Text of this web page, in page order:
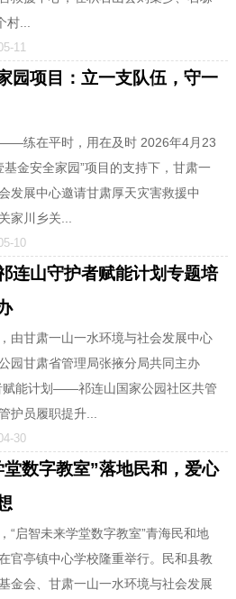
...
11
园项目：立一支队伍，守一
练在平时，用在及时 2026年4月23
基金安全家园”项目的支持下，甘肃一
发展中心邀请甘肃厚天灾害救援中
家川乡关...
10
连山守护者赋能计划专题培
由甘肃一山一水环境与社会发展中心
园甘肃省管理局张掖分局共同主办
赋能计划——祁连山国家公园社区共管
护员履职提升...
30
堂数字教室”落地民和，爱心
“启智未来学堂数字教室”青海民和地
官亭镇中心学校隆重举行。民和县教
金会、甘肃一山一水环境与社会发展